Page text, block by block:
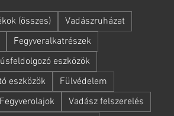
adnak a sziklás, egyenetlen talajon
elengedhetetlen, vastag neoprén
hőtartóak és sárlepergetőek. A
bordázatú talpak garantálják a tapadást
Válasszon az Deerhunter,
Garsport és Browning modelljei
(összes)
Vadászruházat
Fegyveralkatrészek
eszközök
eszközök
Fülvédelem
Fegyverolajok
Vadász felszerelés